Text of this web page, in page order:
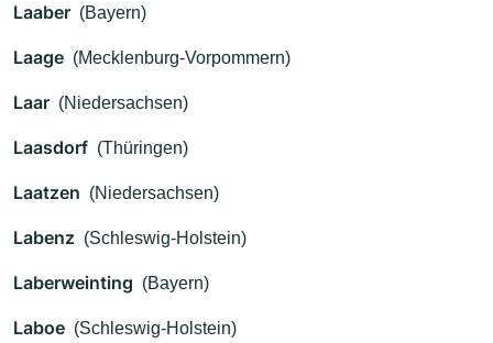
Laaber (Bayern)
Laage (Mecklenburg-Vorpommern)
Laar (Niedersachsen)
Laasdorf (Thüringen)
Laatzen (Niedersachsen)
Labenz (Schleswig-Holstein)
Laberweinting (Bayern)
Laboe (Schleswig-Holstein)